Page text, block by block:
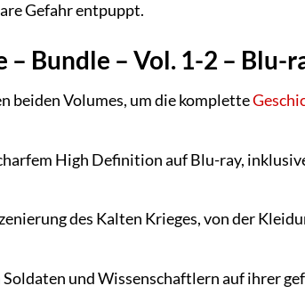
Gefahr entpuppt.
Bundle – Vol. 1-2 – Blu-
beiden Volumes, um die komplette
High Definition auf Blu-ray,
des Kalten Krieges, von der
und Wissenschaftlern auf ihrer